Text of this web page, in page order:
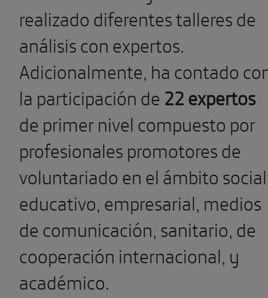
realizado diferentes talleres de
análisis con expertos.
Adicionalmente, ha contado
la participación de 22 expertos
de primer nivel compuesto por
profesionales promotores de
voluntariado en el ámbito
educativo, empresarial, medios
de comunicación, sanitario, de
cooperación internacional, y
académico.